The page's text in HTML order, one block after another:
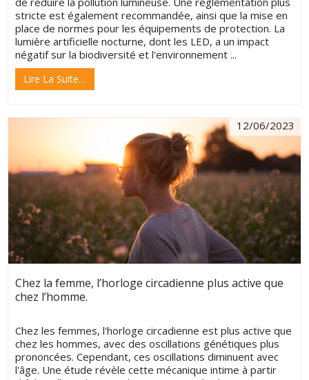
stricte est également recommandée, ainsi que la mise en
place de normes pour les équipements de protection. La
lumière artificielle nocturne, dont les LED, a un impact
négatif sur la biodiversité et l'environnement ...
Lire La Suite…
12/06/2023
Chez la femme, l’horloge circadienne plus active que
chez l’homme.
Chez les femmes, l'horloge circadienne est plus active que
chez les hommes, avec des oscillations génétiques plus
prononcées. Cependant, ces oscillations diminuent avec
l'âge. Une étude révèle cette mécanique intime à partir